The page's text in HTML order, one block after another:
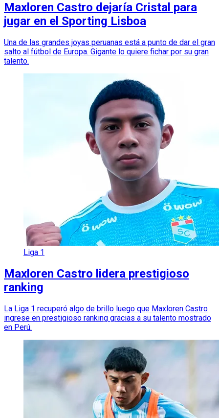
Maxloren Castro dejaría Cristal para
jugar en el Sporting Lisboa
Una de las grandes joyas peruanas está a punto de dar el gran
salto al fútbol de Europa. Gigante lo quiere fichar por su gran
talento.
Liga 1
Maxloren Castro lidera prestigioso
ranking
La Liga 1 recuperó algo de brillo luego que Maxloren Castro
ingrese en prestigioso ranking gracias a su talento mostrado
en Perú.